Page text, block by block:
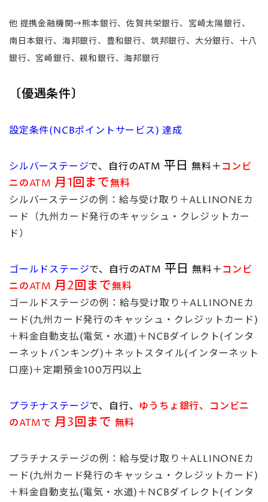
他 提携金融機関→熊本銀行、佐賀共栄銀行、宮崎太陽銀行、
南日本銀行、海邦銀行、豊和銀行、筑邦銀行、大分銀行、十八
銀行、宮崎銀行、親和銀行、海邦銀行
〔優遇条件〕
設定条件(NCBポイントサービス) 達成
シルバーステージで、 自行のATM 平日 無料＋コンビ
ニのATM 月1回まで無料
シルバーステージの例：給与受け取り＋ALLINONEカ
ード（九州カード発行のキャッシュ・クレジットカー
ド）
ゴールドステージで、 自行のATM 平日 無料＋コンビ
ニのATM 月2回まで無料
ゴールドステージの例：給与受け取り＋ALLINONEカ
ード(九州カード発行のキャッシュ・クレジットカード)
＋料金自動支払(電気・水道)＋NCBダイレクト(インタ
ーネットバンキング)＋ネットスタイル(インターネット
口座)＋定期預金100万円以上
プラチナステージで、 自行、 ゆうちょ銀行、コンビニ
のATMで 月3回まで 無料
プラチナステージの例：給与受け取り＋ALLINONEカ
ード(九州カード発行のキャッシュ・クレジットカード)
＋料金自動支払(電気・水道)＋NCBダイレクト(インタ